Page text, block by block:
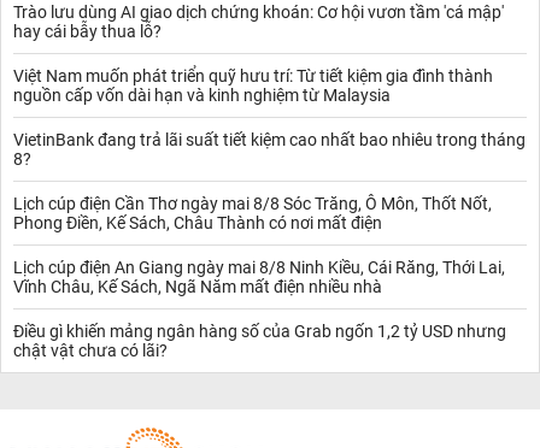
Trào lưu dùng AI giao dịch chứng khoán: Cơ hội vươn tầm 'cá mập'
hay cái bẫy thua lỗ?
Việt Nam muốn phát triển quỹ hưu trí: Từ tiết kiệm gia đình thành
nguồn cấp vốn dài hạn và kinh nghiệm từ Malaysia
VietinBank đang trả lãi suất tiết kiệm cao nhất bao nhiêu trong tháng
8?
Lịch cúp điện Cần Thơ ngày mai 8/8 Sóc Trăng, Ô Môn, Thốt Nốt,
Phong Điền, Kế Sách, Châu Thành có nơi mất điện
Lịch cúp điện An Giang ngày mai 8/8 Ninh Kiều, Cái Răng, Thới Lai,
Vĩnh Châu, Kế Sách, Ngã Năm mất điện nhiều nhà
Điều gì khiến mảng ngân hàng số của Grab ngốn 1,2 tỷ USD nhưng
chật vật chưa có lãi?